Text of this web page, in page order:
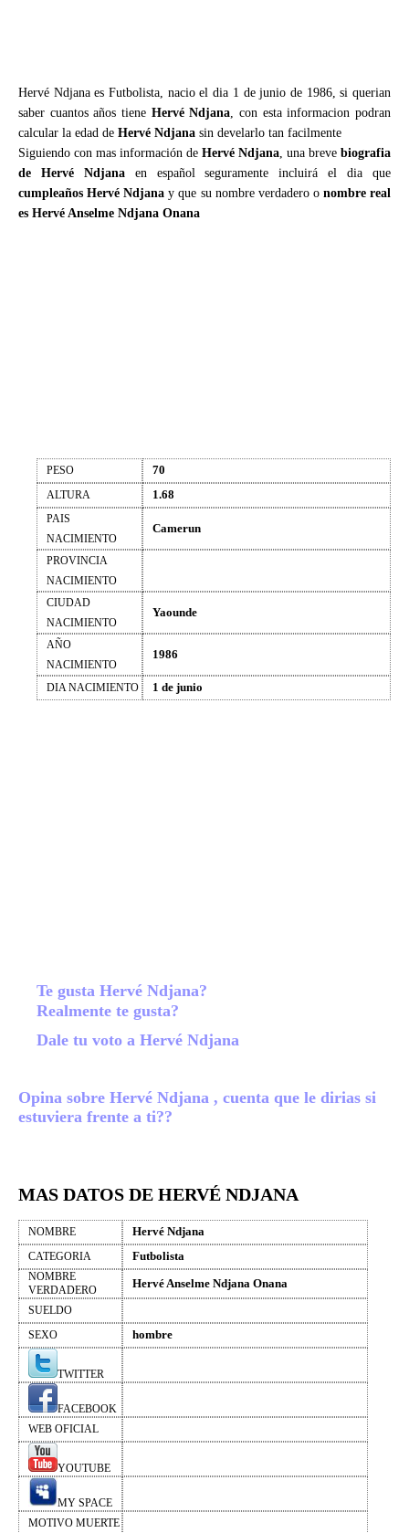
Hervé Ndjana es Futbolista, nacio el dia 1 de junio de 1986, si querian
saber cuantos años tiene Hervé Ndjana, con esta informacion podran
calcular la edad de Hervé Ndjana sin develarlo tan facilmente
Siguiendo con mas información de Hervé Ndjana, una breve biografia
de Hervé Ndjanaen español seguramente incluirá el dia que
cumpleaños Hervé Ndjana y que su nombre verdadero o nombre real
es Hervé Anselme Ndjana Onana
PESO 70
ALTURA 1.68
PAIS
NACIMIENTO
Camerun
PROVINCIA
NACIMIENTO
CIUDAD
NACIMIENTO
Yaounde
AÑO
NACIMIENTO
1986
DIA NACIMIENTO 1 de junio
Te gusta Hervé Ndjana?
Realmente te gusta?
Dale tu voto a Hervé Ndjana
Opina sobre Hervé Ndjana , cuenta que le dirias si
estuviera frente a ti??
MAS DATOS DE HERVÉ NDJANA
NOMBRE Hervé Ndjana
CATEGORIA Futbolista
NOMBRE
VERDADERO
Hervé Anselme Ndjana Onana
SUELDO
SEXO
hombre
TWITTER
FACEBOOK
WEB OFICIAL
YOUTUBE
MY SPACE
MOTIVO MUERTE